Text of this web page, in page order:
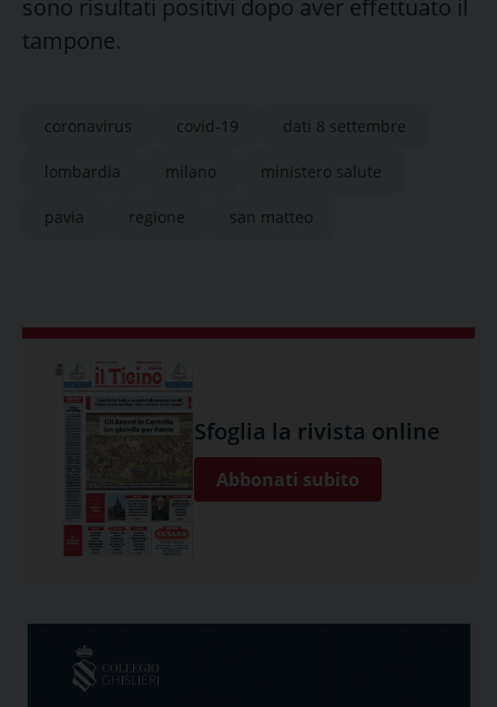
sono risultati positivi dopo aver effettuato il
tampone.
coronavirus covid-19 dati 8 settembre
lombardia milano ministero salute
pavia regione san matteo
Sfoglia la rivista online
Abbonati subito